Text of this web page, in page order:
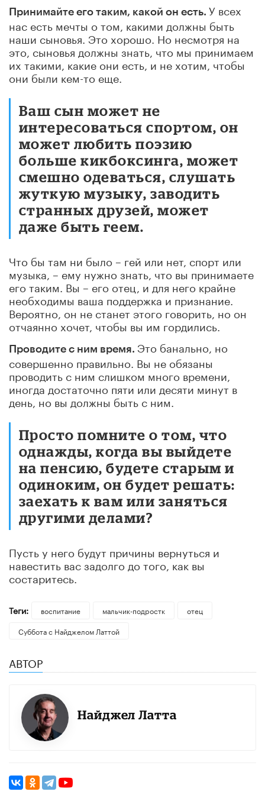
Принимайте его таким, какой он есть. У всех
нас есть мечты о том, какими должны быть
наши сыновья. Это хорошо. Но несмотря на
это, сыновья должны знать, что мы принимаем
их такими, какие они есть, и не хотим, чтобы
они были кем-то еще.
Ваш сын может не
интересоваться спортом, он
может любить поэзию
больше кикбоксинга, может
смешно одеваться, слушать
жуткую музыку, заводить
странных друзей, может
даже быть геем.
Что бы там ни было – гей или нет, спорт или
музыка, – ему нужно знать, что вы принимаете
его таким. Вы – его отец, и для него крайне
необходимы ваша поддержка и признание.
Вероятно, он не станет этого говорить, но он
отчаянно хочет, чтобы вы им гордились.
Проводите с ним время. Это банально, но
совершенно правильно. Вы не обязаны
проводить с ним слишком много времени,
иногда достаточно пяти или десяти минут в
день, но вы должны быть с ним.
Просто помните о том, что
однажды, когда вы выйдете
на пенсию, будете старым и
одиноким, он будет решать:
заехать к вам или заняться
другими делами?
Пусть у него будут причины вернуться и
навестить вас задолго до того, как вы
состаритесь.
Теги: воспитание мальчик-подростк
отец
Суббота с Найджелом Латтой
АВТОР
Найджел Латта